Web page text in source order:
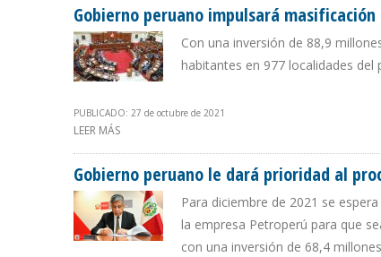
Gobierno peruano impulsará
Con una inversión de 88,9
habitantes en 977 localidades del
PUBLICADO: 27 de octubre de 2021
LEER MÁS
Gobierno peruano le dará prioridad al
Para diciembre de 2021 se
la empresa Petroperú para que
con una inversión de 68,4